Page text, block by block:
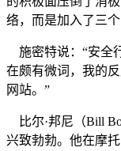
络，而是加入了三个
施密特说：“安全
在颇有微词，我的
网站。”
比尔·邦尼（Bill
兴致勃勃。他在摩